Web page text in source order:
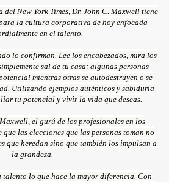
New York Times, Dr. John C. Maxwell tiene
la cultura corporativa de hoy enfocada
en el talento.
lo confirman. Lee los encabezados, mira los
sal de tu casa: algunas personas
mientras otras se autodestruyen o se
Utilizando ejemplos auténticos y sabiduría
tu potencial y vivir la vida que deseas.
el gurú de los profesionales en los
las elecciones que las personas toman no
que heredan sino que también los impulsan a
la grandeza.
talento lo que hace la mayor diferencia. Con